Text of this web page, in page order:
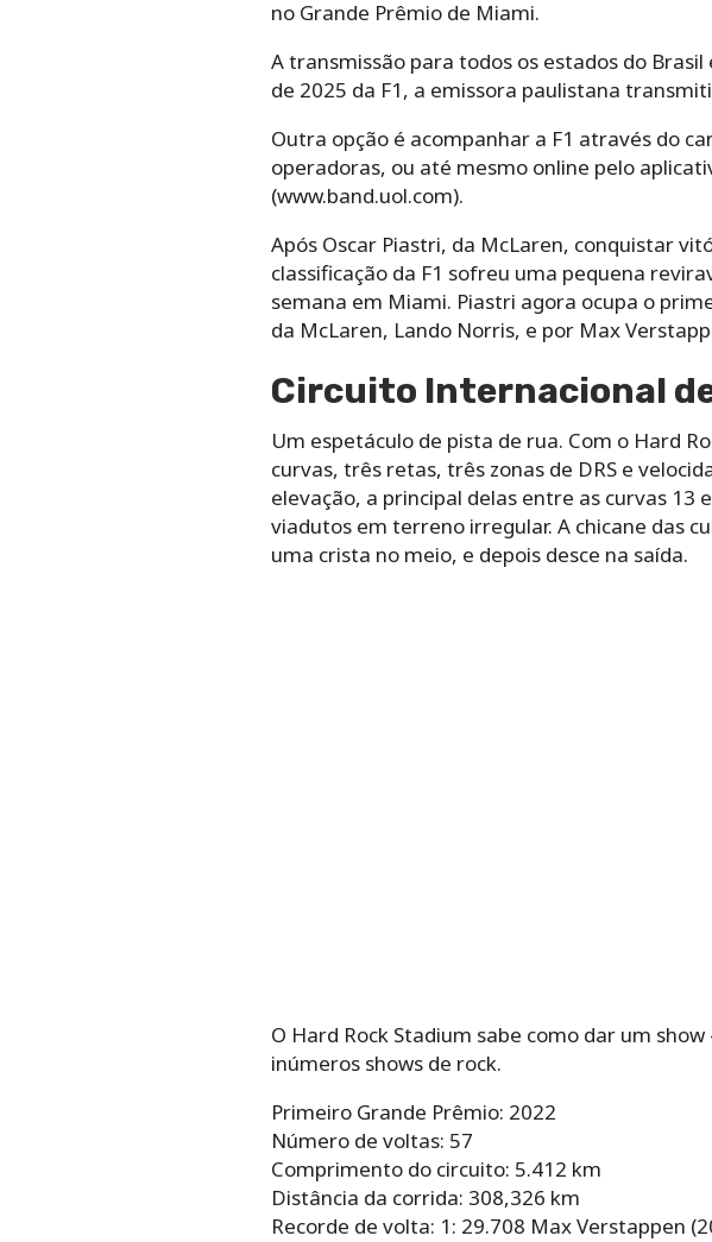
no Grande Prêmio de Miami.
A transmissão para todos os estados do
de 2025 da F1, a emissora paulistana
Outra opção é acompanhar a F1 através do
operadoras, ou até mesmo online pelo
(www.band.uol.com).
Após Oscar Piastri, da McLaren, conquistar
classificação da F1 sofreu uma pequena
semana em Miami. Piastri agora ocupa o
da McLaren, Lando Norris, e por Max
Circuito Internacional
Um espetáculo de pista de rua. Com o Hard
curvas, três retas, três zonas de DRS e
elevação, a principal delas entre as curvas 13
viadutos em terreno irregular. A chicane das
uma crista no meio, e depois desce na saída.
O Hard Rock Stadium sabe como dar um
inúmeros shows de rock.
Primeiro Grande Prêmio: 2022
Número de voltas: 57
Comprimento do circuito: 5.412 km
Distância da corrida: 308,326 km
Recorde de volta: 1: 29.708 Max Verstappen